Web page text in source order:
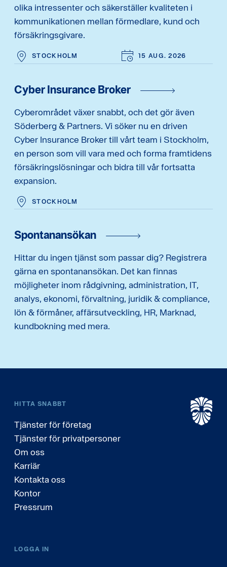
olika intressenter och säkerställer kvaliteten i
kommunikationen mellan förmedlare, kund och
försäkringsgivare.
STOCKHOLM 15 AUG. 2026
Cyber Insurance Broker
Cyberområdet växer snabbt, och det gör även
Söderberg & Partners. Vi söker nu en driven
Cyber Insurance Broker till vårt team i Stockholm,
en person som vill vara med och forma framtidens
försäkringslösningar och bidra till vår fortsatta
expansion.
STOCKHOLM
Spontanansökan
Hittar du ingen tjänst som passar dig? Registrera
gärna en spontanansökan. Det kan finnas
möjligheter inom rådgivning, administration, IT,
analys, ekonomi, förvaltning, juridik & compliance,
lön & förmåner, affärsutveckling, HR, Marknad,
kundbokning med mera.
HITTA SNABBT
Tjänster för företag
Tjänster för privatpersoner
Om oss
Karriär
Kontakta oss
Kontor
Pressrum
LOGGA IN